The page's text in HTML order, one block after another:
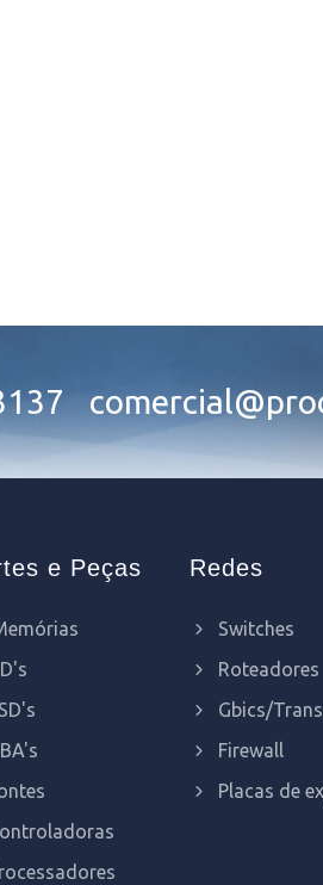
e Peças Redes
Switches
Roteadores
Gbics/
Firewall
Placas de